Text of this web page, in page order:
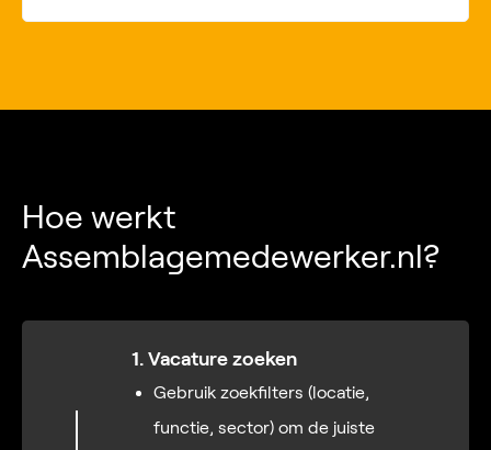
Hoe werkt
Assemblagemedewerker.nl?
1. Vacature zoeken
Gebruik zoekfilters (locatie,
functie, sector) om de juiste